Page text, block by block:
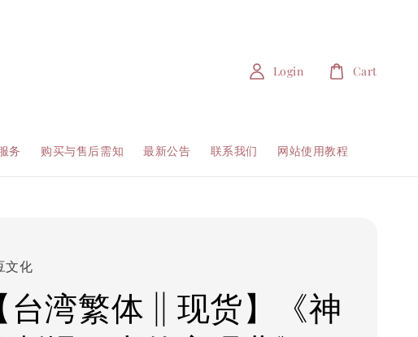
务 购买与售后需知 最新公告 联系我们 网站使用教程
Login Cart
文化
【台湾繁体 || 现货】《神